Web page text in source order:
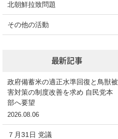
北朝鮮拉致問題
その他の活動
最新記事
政府備蓄米の適正水準回復と鳥獣被
害対策の制度改善を求め 自民党本
部へ要望
2026.08.06
７月31日 党議